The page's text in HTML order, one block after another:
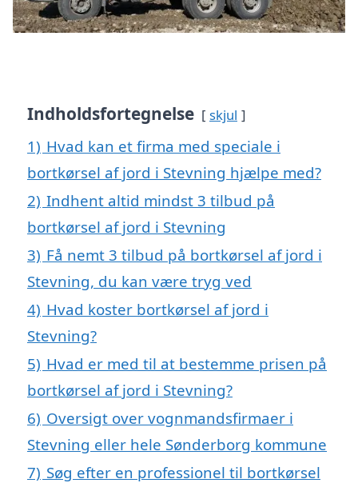
Indholdsfortegnelse skjul
1) Hvad kan et firma med speciale i
bortkørsel af jord i Stevning hjælpe med?
2) Indhent altid mindst 3 tilbud på
bortkørsel af jord i Stevning
3) Få nemt 3 tilbud på bortkørsel af jord i
Stevning, du kan være tryg ved
4) Hvad koster bortkørsel af jord i
Stevning?
5) Hvad er med til at bestemme prisen på
bortkørsel af jord i Stevning?
6) Oversigt over vognmandsfirmaer i
Stevning eller hele Sønderborg kommune
7) Søg efter en professionel til bortkørsel